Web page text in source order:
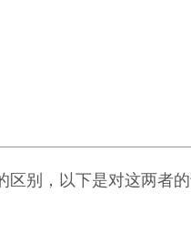
别，以下是对这两者的